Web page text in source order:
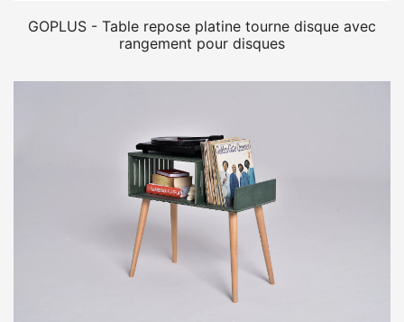
GOPLUS - Table repose platine tourne disque avec
rangement pour disques